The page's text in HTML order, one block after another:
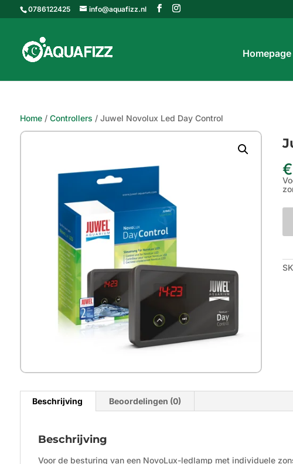
0786122425 info@aquafizz.nl
Homepage
Home/ Controllers / Juwel Novolux Led Day Control
€
Beschrijving Beoordelingen (0)
Beschrijving
Voor de besturing van een NovoLux-ledlamp met individuele